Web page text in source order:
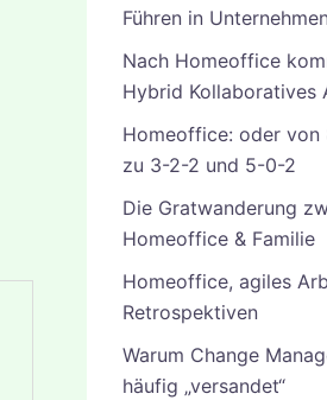
Führen in Unternehmen
Nach Homeoffice
Hybrid Kollaboratives
Homeoffice: oder von
zu 3-2-2 und 5-0-2
Die Gratwanderung
Homeoffice & Familie
Homeoffice, agiles
Retrospektiven
Warum Change
häufig „versandet“